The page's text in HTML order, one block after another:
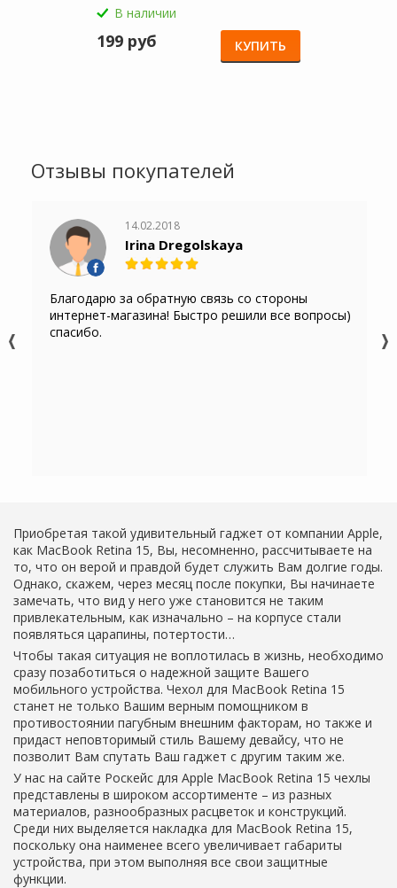
В наличии
199 руб КУПИТЬ
Отзывы покупателей
14.02.2018
Irina Dregolskaya
Благодарю за обратную связь со стороны
интернет-магазина! Быстро решили все вопросы)
спасибо.
Приобретая такой удивительный гаджет от компании Apple,
как MacBook Retina 15, Вы, несомненно, рассчитываете на
то, что он верой и правдой будет служить Вам долгие годы.
Однако, скажем, через месяц после покупки, Вы начинаете
замечать, что вид у него уже становится не таким
привлекательным, как изначально – на корпусе стали
появляться царапины, потертости…
Чтобы такая ситуация не воплотилась в жизнь, необходимо
сразу позаботиться о надежной защите Вашего
мобильного устройства. Чехол для MacBook Retina 15
станет не только Вашим верным помощником в
противостоянии пагубным внешним факторам, но также и
придаст неповторимый стиль Вашему девайсу, что не
позволит Вам спутать Ваш гаджет с другим таким же.
У нас на сайте Роскейс для Apple MacBook Retina 15 чехлы
представлены в широком ассортименте – из разных
материалов, разнообразных расцветок и конструкций.
Среди них выделяется накладка для MacBook Retina 15,
поскольку она наименее всего увеличивает габариты
устройства, при этом выполняя все свои защитные
функции.